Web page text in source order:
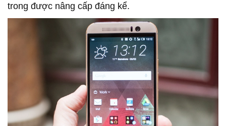
trong được nâng cấp đáng kể.